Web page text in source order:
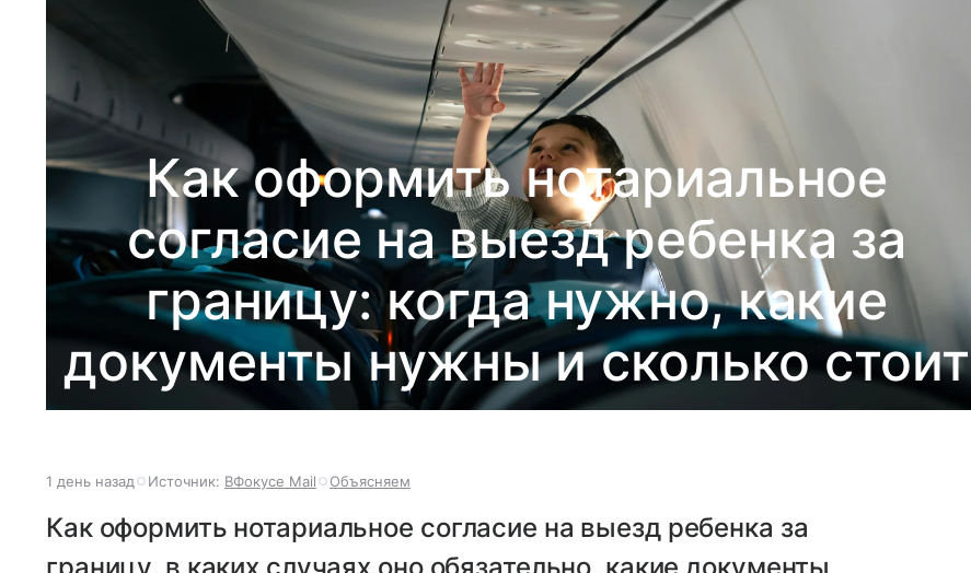
Как оформить нотариальное
согласие на выезд ребенка за
границу: когда нужно, какие
документы нужны и сколько стоит
1 день назад Источник: ВФокусе Mail Объясняем
Как оформить нотариальное согласие на выезд ребенка за